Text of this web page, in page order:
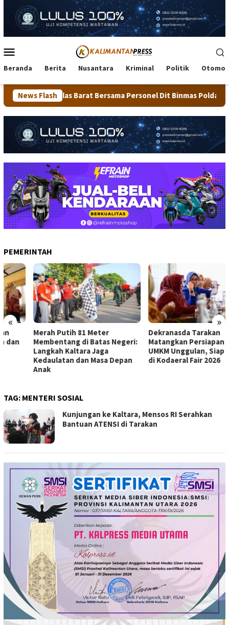
konten
Mobile
Beranda Berita Nusantara Kriminal Politik
News Flash
Barat Bersama Personel Dit Binmas Polda Kaltara Salurkan
PEMERINTAH
« »
Merah Putih 81 Meter
Membentang di Batas Negeri:
Langkah Kaltara Jaga
Kedaulatan dan Masa Depan
Dekranasda Tarakan
Matangkan Persiapan Produk
UMKM Unggulan, Siap Tampil
di Kodaeral Fair 2026
TAG: MENTERI SOSIAL
Kunjungan ke Kaltara, Mensos RI Serahkan
Bantuan ATENSI di Tarakan